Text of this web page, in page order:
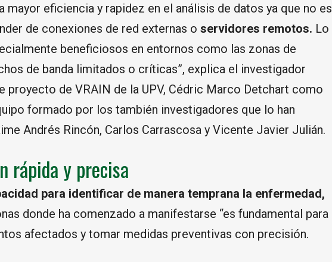
mayor eficiencia y rapidez en el análisis de datos ya que no es
de conexiones de red externas o servidores remotos. Lo
beneficiosos en entornos como las zonas de
de banda limitados o críticas”, explica el investigador
proyecto de VRAIN de la UPV, Cédric Marco Detchart como
formado por los también investigadores que lo han
Andrés Rincón, Carlos Carrascosa y Vicente Javier Julián.
rápida y precisa
para identificar de manera temprana la enfermedad,
donde ha comenzado a manifestarse “es fundamental para
afectados y tomar medidas preventivas con precisión.